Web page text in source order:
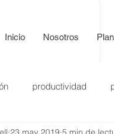
Inicio Nosotros
productividad